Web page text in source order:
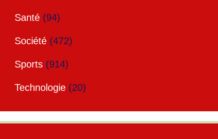
Santé (94)
Société (472)
Sports (914)
Technologie (20)